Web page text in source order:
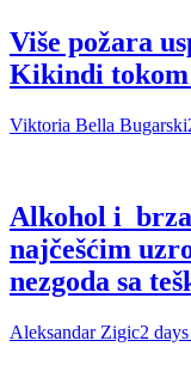
Više požara
Kikindi tokom
Viktoria Bella Bugarski
Alkohol i
najčešćim
nezgoda sa
Aleksandar Zigic2